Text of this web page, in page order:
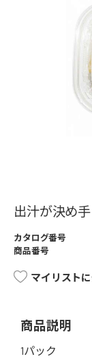
出汁が決め
カタログ番号
商品番号
マイリスト
商品説明
1パック